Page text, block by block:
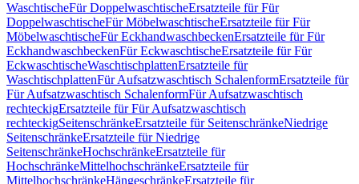
WaschtischeFür DoppelwaschtischeErsatzteile für Für
DoppelwaschtischeFür MöbelwaschtischeErsatzteile für Für
MöbelwaschtischeFür EckhandwaschbeckenErsatzteile für Für
EckhandwaschbeckenFür EckwaschtischeErsatzteile für Für
EckwaschtischeWaschtischplattenErsatzteile für
WaschtischplattenFür Aufsatzwaschtisch SchalenformErsatzteile für
Für Aufsatzwaschtisch SchalenformFür Aufsatzwaschtisch
rechteckigErsatzteile für Für Aufsatzwaschtisch
rechteckigSeitenschränkeErsatzteile für SeitenschränkeNiedrige
SeitenschränkeErsatzteile für Niedrige
SeitenschränkeHochschränkeErsatzteile für
HochschränkeMittelhochschränkeErsatzteile für
MittelhochschränkeHängeschränkeErsatzteile für